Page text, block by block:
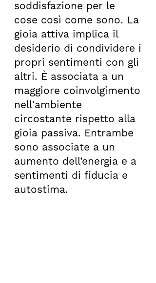
soddisfazione per le
cose così come sono. La
gioia attiva implica il
desiderio di condividere i
propri sentimenti con gli
altri. È associata a un
maggiore coinvolgimento
nell'ambiente
circostante rispetto alla
gioia passiva. Entrambe
sono associate a un
aumento dell’energia e a
sentimenti di fiducia e
autostima.